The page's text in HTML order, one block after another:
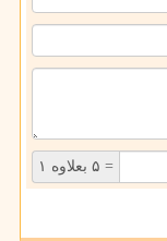
= ۵ بعلاوه ۱